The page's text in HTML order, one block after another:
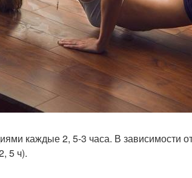
каждые 2, 5-3 часа. В зависимости
5 ч).